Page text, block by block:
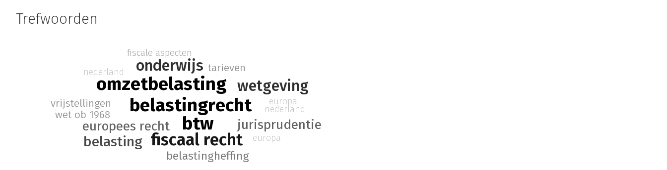
Trefwoorden
belastingrecht
omzetbelasting
btw
fiscaal recht
onderwijs
wetgeving
belasting
europees recht jurisprudentie
belastingheffing
tarieven
wet ob 1968
vrijstellingen
fiscale aspecten
europa
nederland
europa
nederland